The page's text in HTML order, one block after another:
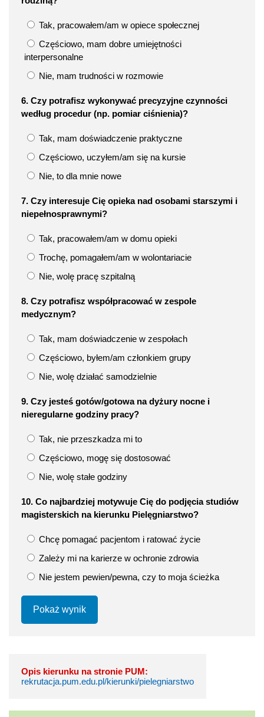
Tak, pracowałem/am w opiece społecznej
Częściowo, mam dobre umiejętności
interpersonalne
Nie, mam trudności w rozmowie
6. Czy potrafisz wykonywać precyzyjne czynności
według procedur (np. pomiar ciśnienia)?
Tak, mam doświadczenie praktyczne
Częściowo, uczyłem/am się na kursie
Nie, to dla mnie nowe
7. Czy interesuje Cię opieka nad osobami starszymi i
niepełnosprawnymi?
Tak, pracowałem/am w domu opieki
Trochę, pomagałem/am w wolontariacie
Nie, wolę pracę szpitalną
8. Czy potrafisz współpracować w zespole
medycznym?
Tak, mam doświadczenie w zespołach
Częściowo, byłem/am członkiem grupy
Nie, wolę działać samodzielnie
9. Czy jesteś gotów/gotowa na dyżury nocne i
nieregularne godziny pracy?
Tak, nie przeszkadza mi to
Częściowo, mogę się dostosować
Nie, wolę stałe godziny
10. Co najbardziej motywuje Cię do podjęcia studiów
magisterskich na kierunku Pielęgniarstwo?
Chcę pomagać pacjentom i ratować życie
Zależy mi na karierze w ochronie zdrowia
Nie jestem pewien/pewna, czy to moja ścieżka
Pokaż wynik
Opis kierunku na stronie PUM:
rekrutacja.pum.edu.pl/kierunki/pielegniarstwo